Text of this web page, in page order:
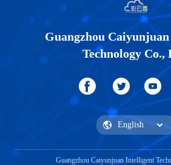
Guangzhou
Technology Co.,
Guangzhou Caiyunjuan Intelligent